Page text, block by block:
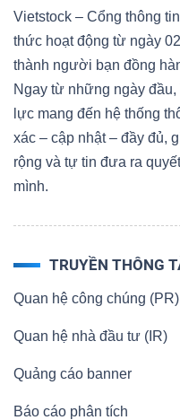
Vietstock – Cổng thông
thức hoạt động từ ngày
thành người bạn đồng
Ngay từ những ngày
lực mang đến hệ thống
xác – cập nhật – đầy đủ,
rộng và tự tin đưa ra
mình.
TRUYỀN THÔNG
Quan hệ công chúng (PR)
Quan hệ nhà đầu tư (IR)
Quảng cáo banner
Báo cáo phân tích